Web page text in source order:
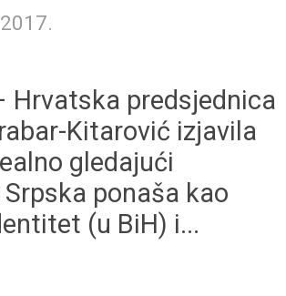
Hrvatska predsjednica
Kitarović izjavila
gledajući
ponaša kao
(u BiH) i...